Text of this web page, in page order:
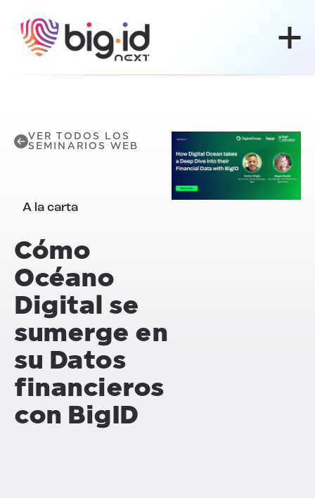
VER TODOS LOS
SEMINARIOS WEB
A la carta
Cómo
Océano
Digital se
sumerge en
su Datos
financieros
con BigID